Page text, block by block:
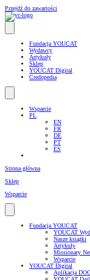
Przejdź do zawartości
Fundacja YOUCAT
Wydawcy
Artykuły
Sklep
YOUCAT Digital
Credopedia
Wsparcie
PL
EN
FR
DE
PT
ES
Strona główna
Sklep
Wsparcie
Fundacja YOUCAT
YOUCAT
Nasze książki
Artykuły
Missionary
Wsparcie
YOUCAT Digital
Aplikacja